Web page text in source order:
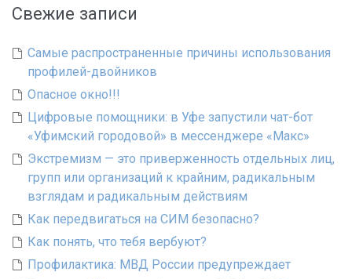
Свежие записи
Самые распространенные причины использования
профилей-двойников
Опасное окно!!!
Цифровые помощники: в Уфе запустили чат-бот
«Уфимский городовой» в мессенджере «Макс»
Экстремизм — это приверженность отдельных лиц,
групп или организаций к крайним, радикальным
взглядам и радикальным действиям
Как передвигаться на СИМ безопасно?
Как понять, что тебя вербуют?
Профилактика: МВД России предупреждает